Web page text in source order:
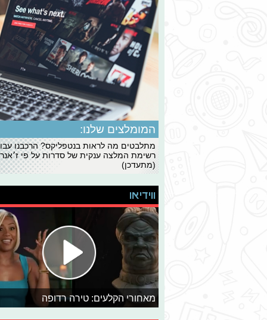
המומלצים שלנו:
מתלבטים מה לראות בנטפליקס? הרכבנו
רשימת המלצה ענקית של סדרות על פי
(מתעדכן)
ווידיאו
מאחורי הקלעים: טירה רדופה